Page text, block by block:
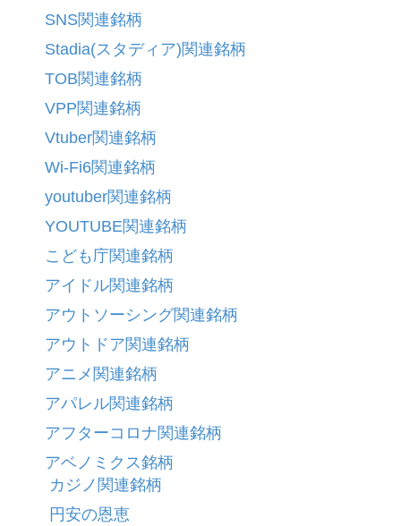
SNS関連銘柄
Stadia(スタディア)関連銘柄
TOB関連銘柄
VPP関連銘柄
Vtuber関連銘柄
Wi-Fi6関連銘柄
youtuber関連銘柄
YOUTUBE関連銘柄
こども庁関連銘柄
アイドル関連銘柄
アウトソーシング関連銘柄
アウトドア関連銘柄
アニメ関連銘柄
アパレル関連銘柄
アフターコロナ関連銘柄
アベノミクス銘柄
カジノ関連銘柄
円安の恩恵